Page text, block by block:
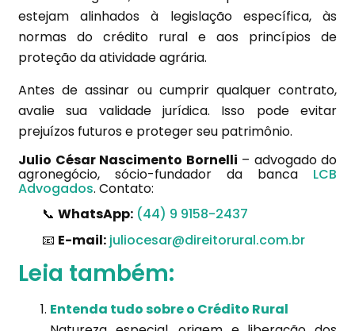
estejam alinhados à legislação específica, às
normas do crédito rural e aos princípios de
proteção da atividade agrária.
Antes de assinar ou cumprir qualquer contrato,
avalie sua validade jurídica. Isso pode evitar
prejuízos futuros e proteger seu patrimônio.
Julio César Nascimento Bornelli – advogado do
agronegócio, sócio-fundador da banca LCB
Advogados. Contato:
📞 WhatsApp: (44) 9 9158-2437
📧 E-mail: juliocesar@direitorural.com.br
Leia também:
Entenda tudo sobre o Crédito Rural